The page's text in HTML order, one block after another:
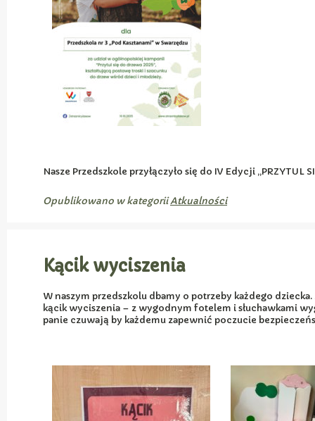
Nasze Przedszkole przyłączyło się do IV Edycji „PRZYTUL
Opublikowano w kategoriiAtkualności
Kącik wyciszenia
W naszym przedszkolu dbamy o potrzeby każdego
kącik wyciszenia – z wygodnym fotelem i słuchawkami
panie czuwają by każdemu zapewnić poczucie